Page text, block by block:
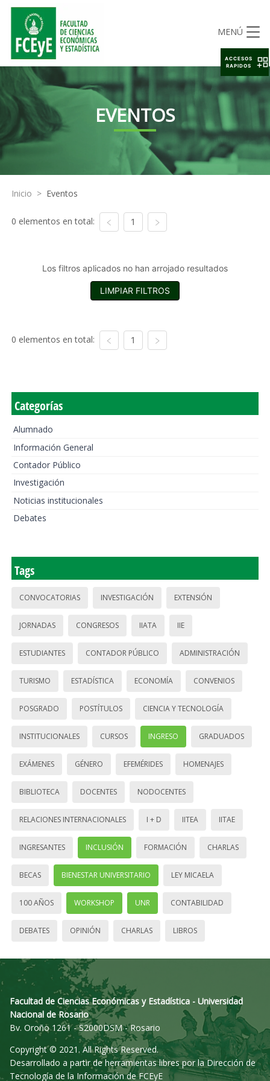
MENÚ
EVENTOS
Inicio > Eventos
0 elementos en total: 1
Los filtros aplicados no han arrojado resultados
LIMPIAR FILTROS
0 elementos en total: 1
Categorías
Alumnado
Información General
Contador Público
Investigación
Noticias institucionales
Debates
Tags
CONVOCATORIAS INVESTIGACIÓN EXTENSIÓN
JORNADAS CONGRESOS IIATA IIE
ESTUDIANTES CONTADOR PÚBLICO ADMINISTRACIÓN
TURISMO ESTADÍSTICA ECONOMÍA CONVENIOS
POSGRADO POSTÍTULOS CIENCIA Y TECNOLOGÍA
INSTITUCIONALES CURSOS INGRESO GRADUADOS
EXÁMENES GÉNERO EFEMÉRIDES HOMENAJES
BIBLIOTECA DOCENTES NODOCENTES
RELACIONES INTERNACIONALES I + D IITEA IITAE
INGRESANTES INCLUSIÓN FORMACIÓN CHARLAS
BECAS BIENESTAR UNIVERSITARIO LEY MICAELA
100 AÑOS WORKSHOP UNR CONTABILIDAD
DEBATES OPINIÓN CHARLAS LIBROS
Facultad de Ciencias Económicas y Estadística - Universidad
Nacional de Rosario
Bv. Oroño 1261 - S2000DSM - Rosario
Copyright © 2021. All Rights Reserved.
Desarrollado a partir de herramientas libres por la Dirección de
Tecnología de la Información de FCEyE
ACCESOS
RAPIDOS